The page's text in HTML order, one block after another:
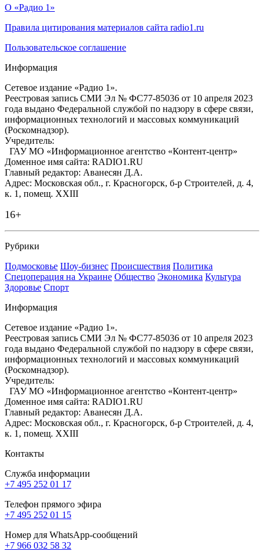
О «Радио 1»
Правила цитирования материалов сайта radio1.ru
Пользовательское соглашение
Информация
Сетевое издание «Радио 1».
Реестровая запись СМИ Эл № ФС77-85036 от 10 апреля 2023
года выдано Федеральной службой по надзору в сфере связи,
информационных технологий и массовых коммуникаций
(Роскомнадзор).
Учредитель:
ГАУ МО «Информационное агентство «Контент-центр»
Доменное имя сайта: RADIO1.RU
Главный редактор: Аванесян Д.А.
Адрес: Московская обл., г. Красногорск, б-р Строителей, д. 4,
к. 1, помещ. XXIII
16+
Рубрики
Подмосковье Шоу-бизнес Происшествия Политика
Спецоперация на Украине Общество Экономика Культура
Здоровье Спорт
Информация
Сетевое издание «Радио 1».
Реестровая запись СМИ Эл № ФС77-85036 от 10 апреля 2023
года выдано Федеральной службой по надзору в сфере связи,
информационных технологий и массовых коммуникаций
(Роскомнадзор).
Учредитель:
ГАУ МО «Информационное агентство «Контент-центр»
Доменное имя сайта: RADIO1.RU
Главный редактор: Аванесян Д.А.
Адрес: Московская обл., г. Красногорск, б-р Строителей, д. 4,
к. 1, помещ. XXIII
Контакты
Служба информации
+7 495 252 01 17
Телефон прямого эфира
+7 495 252 01 15
Номер для WhatsApp-сообщений
+7 966 032 58 32